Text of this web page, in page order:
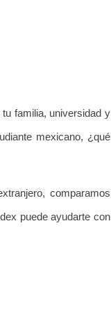
familia, universidad y
mexicano, ¿qué
comparamos
puede ayudarte con